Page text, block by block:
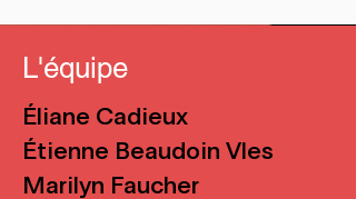
L'équipe
Éliane Cadieux
Étienne Beaudoin Vles
Marilyn Faucher